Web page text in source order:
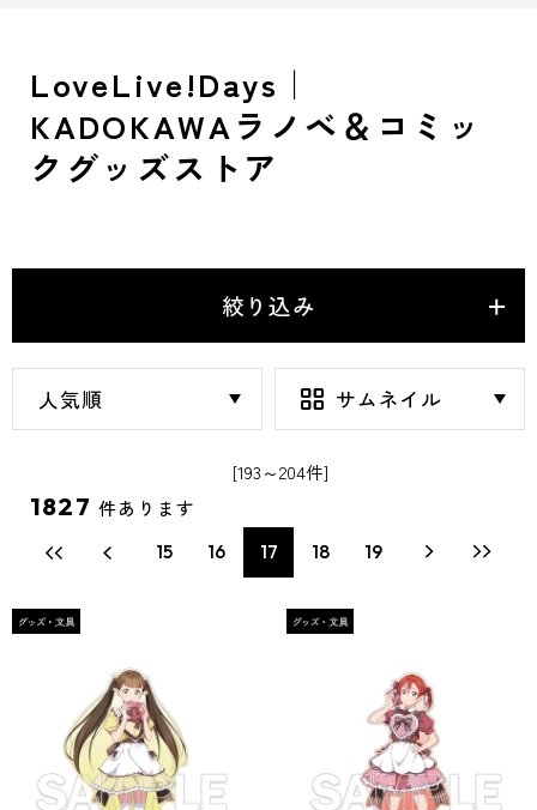
LoveLive!Days｜
KADOKAWAラノベ＆コミッ
クグッズストア
絞り込み
[193～204件]
1827 件あります
15 16 17 18 19